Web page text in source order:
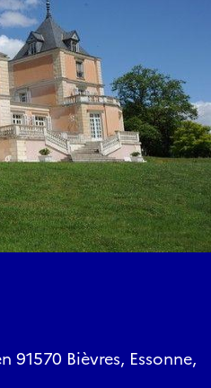
91570 Bièvres, Essonne,